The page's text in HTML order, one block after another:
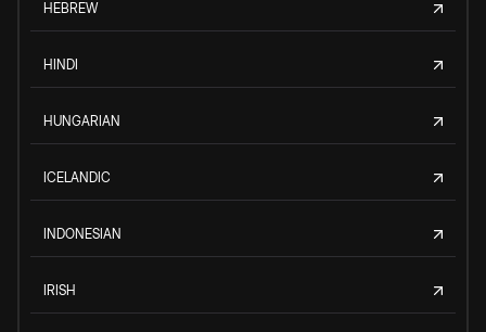
HEBREW
HINDI
HUNGARIAN
ICELANDIC
INDONESIAN
IRISH